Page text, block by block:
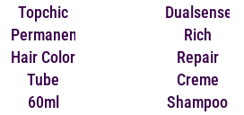
Topchic
Permanent
Hair Color
Tube
60ml
Dualsenses
Rich
Repair
Creme
Shampoo